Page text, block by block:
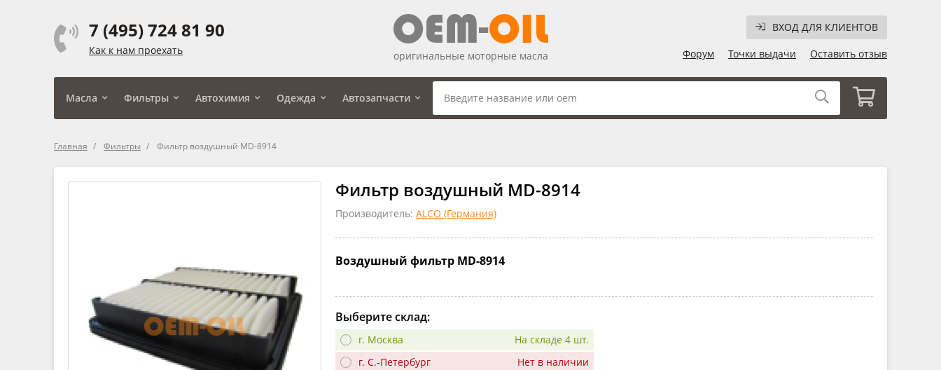
7 (495) 724 81 90
Как к нам проехать
ВХОД ДЛЯ КЛИЕНТОВ
Форум
Точки выдачи Оставить отзыв
оригинальные моторные масла
Масла Фильтры Автохимия Одежда Автозапчасти
Главная Фильтры Фильтр воздушный MD-8914
Фильтр воздушный MD-8914
Производитель: ALCO (Германия)
Воздушный фильтр MD-8914
Выберите склад:
г. Москва
На складе 4 шт.
г. С.-Петербург
Нет в наличии